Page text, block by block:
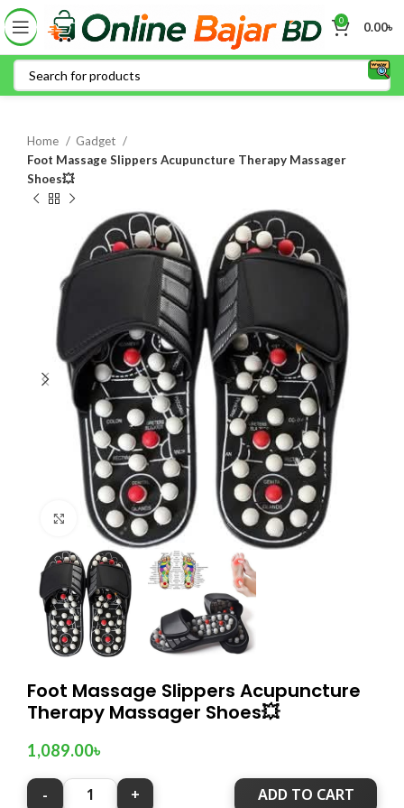
0 0.00৳
Home
Gadget
Foot Massage Slippers Acupuncture Therapy Massager
Shoes💥
Click to enlarge
Foot Massage Slippers Acupuncture
Therapy Massager Shoes💥
1,089.00৳
ADD TO CART